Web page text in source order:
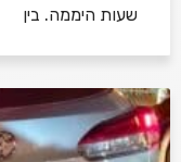
שעות היממה. בין